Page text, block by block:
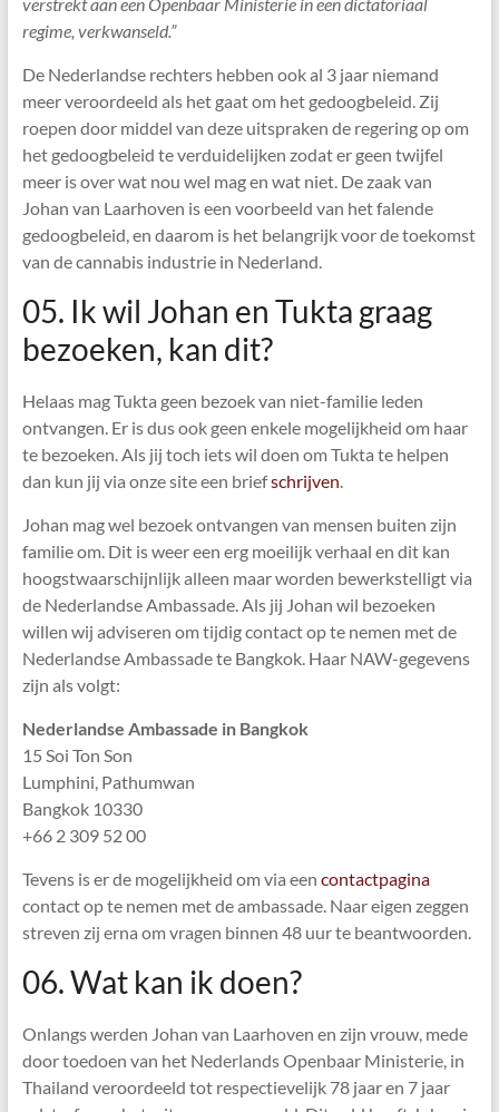
regime, verkwanseld.”
De Nederlandse rechters hebben ook al 3 jaar niemand
meer veroordeeld als het gaat om het gedoogbeleid. Zij
roepen door middel van deze uitspraken de regering op om
het gedoogbeleid te verduidelijken zodat er geen twijfel
meer is over wat nou wel mag en wat niet. De zaak van
Johan van Laarhoven is een voorbeeld van het falende
gedoogbeleid, en daarom is het belangrijk voor de toekomst
van de cannabis industrie in Nederland.
05. Ik wil Johan en Tukta graag
bezoeken, kan dit?
Helaas mag Tukta geen bezoek van niet-familie leden
ontvangen. Er is dus ook geen enkele mogelijkheid om haar
te bezoeken. Als jij toch iets wil doen om Tukta te helpen
dan kun jij via onze site een briefschrijven.
Johan mag wel bezoek ontvangen van mensen buiten zijn
familie om. Dit is weer een erg moeilijk verhaal en dit kan
hoogstwaarschijnlijk alleen maar worden bewerkstelligt via
de Nederlandse Ambassade. Als jij Johan wil bezoeken
willen wij adviseren om tijdig contact op te nemen met de
Nederlandse Ambassade te Bangkok. Haar NAW-gegevens
zijn als volgt:
Nederlandse Ambassade in Bangkok
15 Soi Ton Son
Lumphini, Pathumwan
Bangkok 10330
+66 2 309 52 00
Tevens is er de mogelijkheid om via een contactpagina
contact op te nemen met de ambassade. Naar eigen zeggen
streven zij erna om vragen binnen 48 uur te beantwoorden.
06. Wat kan ik doen?
Onlangs werden Johan van Laarhoven en zijn vrouw, mede
door toedoen van het Nederlands Openbaar Ministerie, in
Thailand veroordeeld tot respectievelijk 78 jaar en 7 jaar